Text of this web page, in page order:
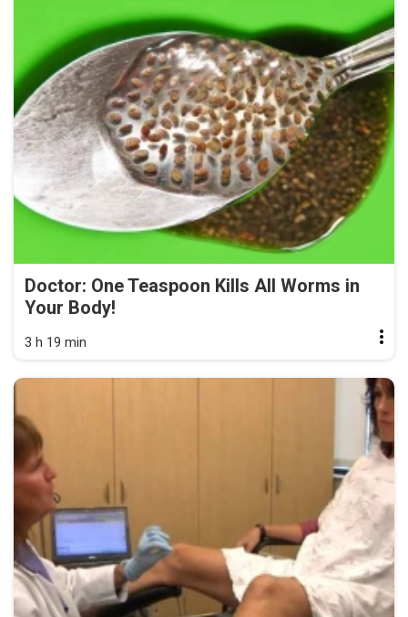
Doctor: One Teaspoon Kills All Worms in
Your Body!
3 h 19 min